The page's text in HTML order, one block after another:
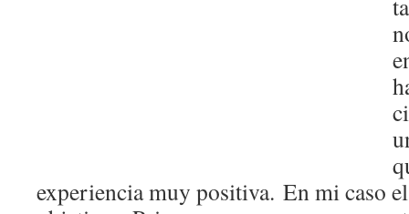
experiencia muy positiva. En mi caso